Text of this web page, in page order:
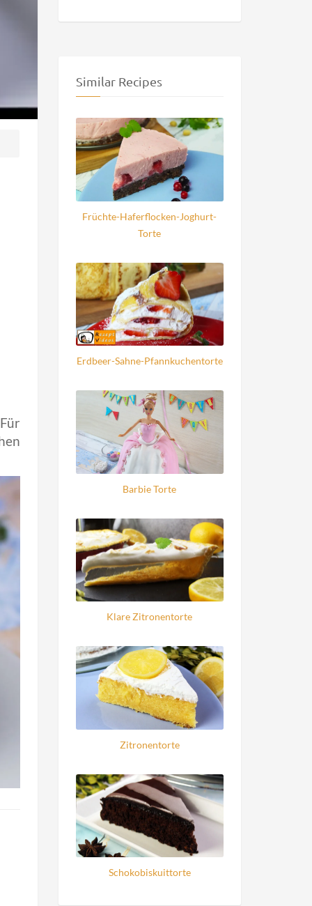
Similar Recipes
Früchte-Haferflocken-Joghurt-
Torte
Erdbeer-Sahne-Pfannkuchentorte
Barbie Torte
Klare Zitronentorte
Zitronentorte
Schokobiskuittorte